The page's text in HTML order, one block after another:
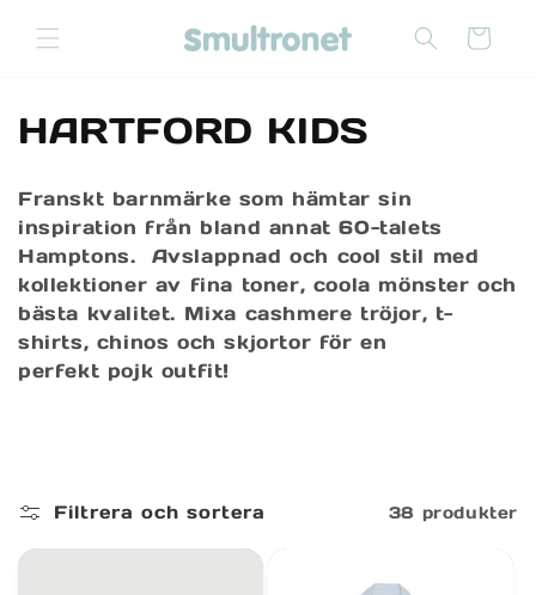
till
Varukorg
P
o
d
u
k
e
r
HARTFORD KIDS
Franskt barnmärke som hämtar sin
inspiration från bland annat 60-talets
Hamptons. Avslappnad och cool stil med
kollektioner av fina toner, coola mönster och
bästa kvalitet. Mixa cashmere tröjor, t-
shirts, chinos och skjortor för en
perfekt pojk outfit!
Filtrera och sortera 38 produkter